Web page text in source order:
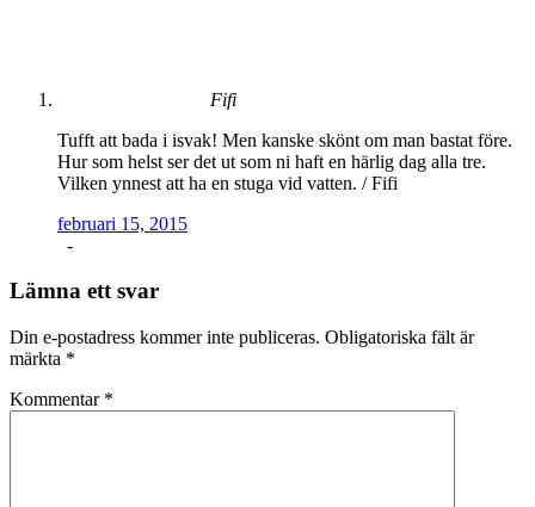
Fifi
Tufft att bada i isvak! Men kanske skönt om man bastat före.
Hur som helst ser det ut som ni haft en härlig dag alla tre.
Vilken ynnest att ha en stuga vid vatten. / Fifi
februari 15, 2015
-
Lämna ett svar
Din e-postadress kommer inte publiceras. Obligatoriska fält är
märkta *
Kommentar *